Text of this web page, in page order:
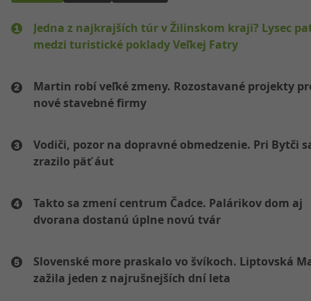
Jedna z najkrajších túr v Žilinskom kraji? Lysec
medzi turistické poklady Veľkej Fatry
Martin robí veľké zmeny. Rozostavané projekty
nové stavebné firmy
Vodiči, pozor na dopravné obmedzenie. Pri Bytči
zrazilo päť áut
Takto sa zmení centrum Čadce. Palárikov dom aj
dvorana dostanú úplne novú tvár
Slovenské more praskalo vo švíkoch. Liptovská
zažila jeden z najrušnejších dní leta